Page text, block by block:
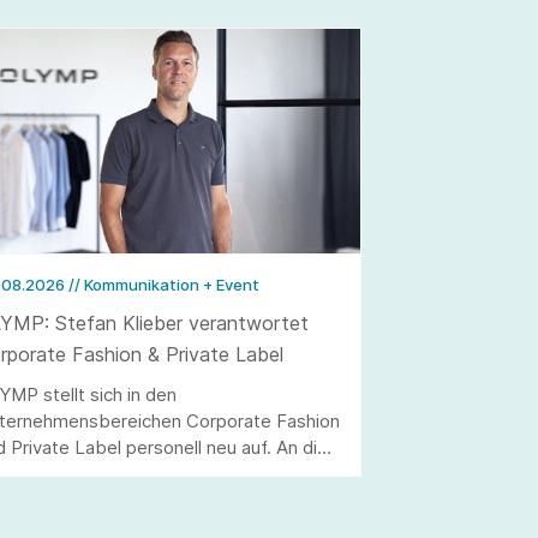
// Kommunikation + Event
Stefan Klieber verantwortet
Fashion & Private Label
stellt sich in den
Corporate Fashion
Private Label personell neu auf. An die
von Andreas Telahr rückt der